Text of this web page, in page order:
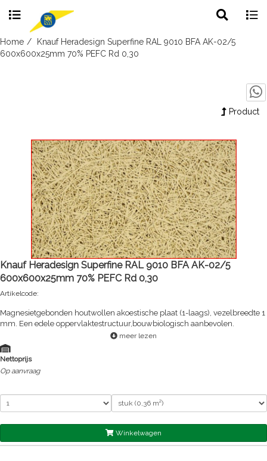
Skip
to
search
Home
Knauf Heradesign Superfine RAL 9010 BFA AK-02/5
600x600x25mm 70% PEFC Rd 0,30
Product
Knauf Heradesign Superfine RAL 9010 BFA AK-02/5
600x600x25mm 70% PEFC Rd 0,30
Artikelcode:
Magnesietgebonden houtwollen akoestische plaat (1-laags), vezelbreedte 1
mm. Een edele oppervlaktestructuur,bouwbiologisch aanbevolen.
meer lezen
Nettoprijs
Op aanvraag
Winkelwagen